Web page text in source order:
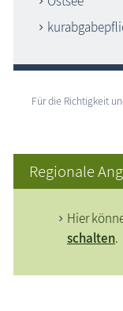
Für die Richtigkeit
Regionale
Hier
schalten.